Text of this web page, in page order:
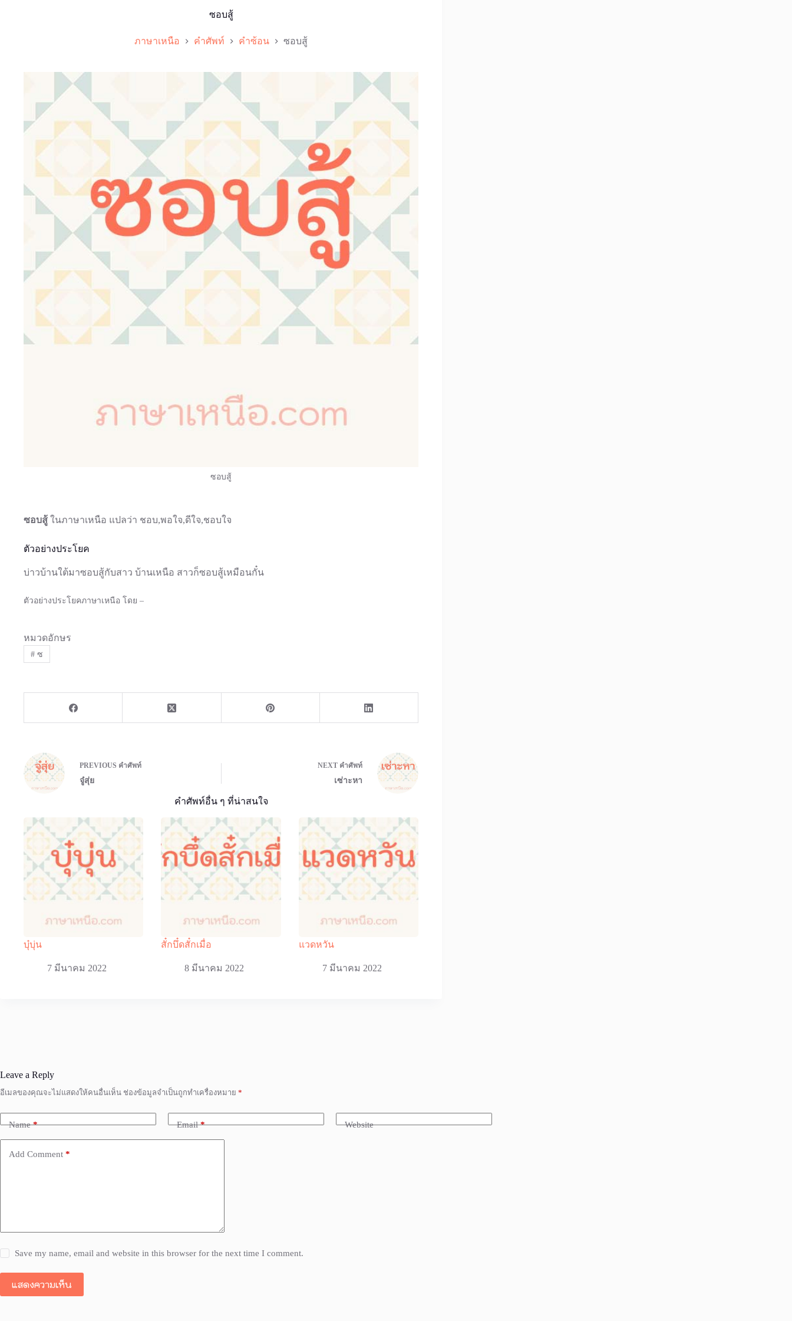
ซอบสู้
ภาษาเหนือ คำศัพท์ คำซ้อน ซอบสู้
ซอบสู้
ซอบสู้ ในภาษาเหนือ แปลว่า ชอบ,พอใจ,ดีใจ,ชอบใจ
ตัวอย่างประโยค
บ่าวบ้านใต้มาซอบสู้กับสาว บ้านเหนือ สาวก็ซอบสู้เหมือนกั๋น
ตัวอย่างประโยคภาษาเหนือ โดย –
หมวดอักษร
#ซ
PREVIOUS คำศัพท์
จู๋สุ่ย
NEXT คำศัพท์
เซ่าะหา
คำศัพท์อื่น ๆ ที่น่าสนใจ
บุ๋บุ่น
7 มีนาคม 2022
สั๋กบึ๋ดสั๋กเมื่อ
8 มีนาคม 2022
แวดหวัน
7 มีนาคม 2022
Leave a Reply
อีเมลของคุณจะไม่แสดงให้คนอื่นเห็น ช่องข้อมูลจำเป็นถูกทำเครื่องหมาย *
Name* Email* Website
Add Comment *
Save my name, email and website in this browser for the next time I comment.
แสดงความเห็น